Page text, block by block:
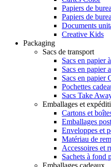
Papiers de
Papiers de
Documents
Creative Kids
Packaging
Sacs de transport
Sacs en papier
Sacs en papier
Sacs en papier
Pochettes
Sacs Take
Emballages et
Cartons et
Emballages
Enveloppes et
Matériau de
Accessoires et
Sachets à fond